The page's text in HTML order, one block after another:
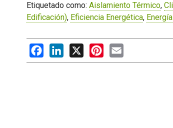
Etiquetado como: Aislamiento Térmico,
Edificación), Eficiencia Energética,
FacebookLinkedIn
X PinterestEmail